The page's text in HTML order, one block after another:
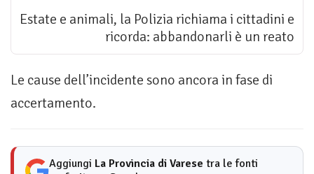
Estate e animali, la Polizia richiama i cittadini e
ricorda: abbandonarli è un reato
Le cause dell’incidente sono ancora in fase di
accertamento.
Aggiungi La Provincia di Varese tra le fonti